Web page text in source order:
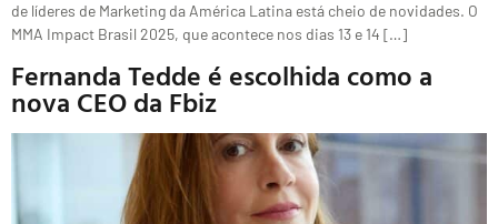
de líderes de Marketing da América Latina está cheio de novidades. O
MMA Impact Brasil 2025, que acontece nos dias 13 e 14 […]
Fernanda Tedde é escolhida como a
nova CEO da Fbiz